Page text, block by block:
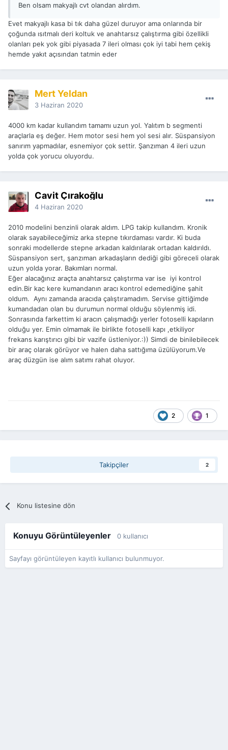
Ben olsam makyajlı cvt olandan alırdım.
Evet makyajlı kasa bi tık daha güzel duruyor ama onlarında bir
çoğunda ısıtmalı deri koltuk ve anahtarsız çalıştırma gibi özellikli
olanları pek yok gibi piyasada 7 ileri olması çok iyi tabi hem çekiş
hemde yakıt açısından tatmin eder
Mert Yeldan
3 Haziran 2020
4000 km kadar kullandım tamamı uzun yol. Yalıtım b segmenti
araçlarla eş değer. Hem motor sesi hem yol sesi alır. Süspansiyon
sanırım yapmadılar, esnemiyor çok settir. Şanzıman 4 ileri uzun
yolda çok yorucu oluyordu.
Cavit Çırakoğlu
4 Haziran 2020
2010 modelini benzinli olarak aldım. LPG takip kullandım. Kronik
olarak sayabileceğimiz arka stepne tıkırdaması vardır. Ki buda
sonraki modellerde stepne arkadan kaldırılarak ortadan kaldırıldı.
Süspansiyon sert, şanzıman arkadaşların dediği gibi göreceli olarak
uzun yolda yorar. Bakımları normal.
Eğer alacağınız araçta anahtarsız çalıştırma var ise iyi kontrol
edin.Bir kac kere kumandanın aracı kontrol edemediğine şahit
oldum. Aynı zamanda aracıda çalıştıramadım. Servise gittiğimde
kumandadan olan bu durumun normal olduğu söylenmiş idi.
Sonrasında farkettim ki aracın çalışmadığı yerler fotoselli kapıların
olduğu yer. Emin olmamak ile birlikte fotoselli kapı ,etkiliyor
frekans karıştırıcı gibi bir vazife üstleniyor.:)) Simdi de binilebilecek
bir araç olarak görüyor ve halen daha sattığıma üzülüyorum.Ve
araç düzgün ise alım satımı rahat oluyor.
2 1
Takipçiler 2
Konu listesine dön
Konuyu Görüntüleyenler 0 kullanıcı
Sayfayı görüntüleyen kayıtlı kullanıcı bulunmuyor.